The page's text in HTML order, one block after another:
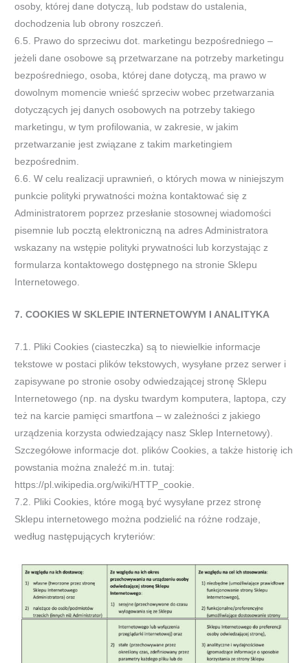
osoby, której dane dotyczą, lub podstaw do ustalenia,
dochodzenia lub obrony roszczeń.
6.5. Prawo do sprzeciwu dot. marketingu bezpośredniego –
jeżeli dane osobowe są przetwarzane na potrzeby marketingu
bezpośredniego, osoba, której dane dotyczą, ma prawo w
dowolnym momencie wnieść sprzeciw wobec przetwarzania
dotyczących jej danych osobowych na potrzeby takiego
marketingu, w tym profilowania, w zakresie, w jakim
przetwarzanie jest związane z takim marketingiem
bezpośrednim.
6.6. W celu realizacji uprawnień, o których mowa w niniejszym
punkcie polityki prywatności można kontaktować się z
Administratorem poprzez przesłanie stosownej wiadomości
pisemnie lub pocztą elektroniczną na adres Administratora
wskazany na wstępie polityki prywatności lub korzystając z
formularza kontaktowego dostępnego na stronie Sklepu
Internetowego.
7. COOKIES W SKLEPIE INTERNETOWYM I ANALITYKA
7.1. Pliki Cookies (ciasteczka) są to niewielkie informacje
tekstowe w postaci plików tekstowych, wysyłane przez serwer i
zapisywane po stronie osoby odwiedzającej stronę Sklepu
Internetowego (np. na dysku twardym komputera, laptopa, czy
też na karcie pamięci smartfona – w zależności z jakiego
urządzenia korzysta odwiedzający nasz Sklep Internetowy).
Szczegółowe informacje dot. plików Cookies, a także historię ich
powstania można znaleźć m.in. tutaj:
https://pl.wikipedia.org/wiki/HTTP_cookie.
7.2. Pliki Cookies, które mogą być wysyłane przez stronę
Sklepu internetowego można podzielić na różne rodzaje,
według następujących kryteriów: